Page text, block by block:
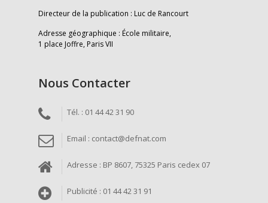
Directeur de la publication : Luc de Rancourt
Adresse géographique : École militaire,
1 place Joffre, Paris VII
Nous Contacter
Tél. : 01 44 42 31 90
Email : contact@defnat.com
Adresse : BP 8607, 75325 Paris cedex 07
Publicité : 01 44 42 31 91